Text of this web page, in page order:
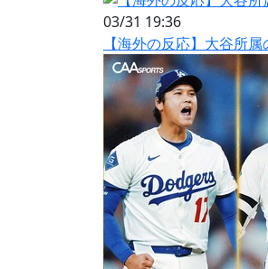
03/31 19:36
【海外の反応】大谷所